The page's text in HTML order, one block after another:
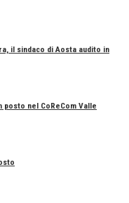
il sindaco di Aosta audito in
nel CoReCom Valle